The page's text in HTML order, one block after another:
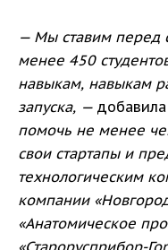
— Мы ставим перед
менее 450
навыкам, навыкам
запуска, —
помочь не менее
свои стартапы и
технологическим
компании
«Анатомическое
«Старорусприбор-